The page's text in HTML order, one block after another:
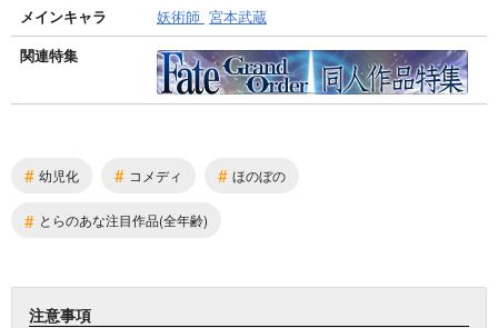
メインキャラ 妖術師 宮本武蔵
関連特集
# 幼児化 # コメディ # ほのぼの
# とらのあな注目作品(全年齢)
注意事項